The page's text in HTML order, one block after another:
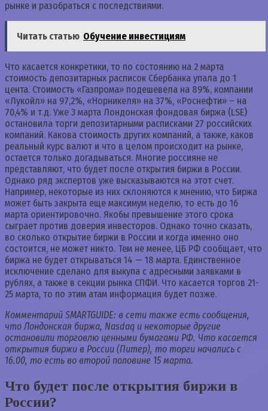
рынке и разобраться с последствиями.
Читать статью Обучение инвестициям
Что касается конкретики, то по состоянию на 2 марта
стоимость депозитарных расписок Сбербанка упала до 1
цента. Стоимость «Газпрома» подешевела на 89%, компании
«Лукойл» на 97,2%, «Норникеля» на 37%, «Роснефти» – на
70,4% и т.д. Уже 3 марта Лондонская фондовая биржа (LSE)
остановила торги депозитарными расписками 27 российских
компаний. Какова стоимость других компаний, а также, каков
реальный курс валют и что в целом происходит на рынке,
остается только догадываться. Многие россияне не
представляют, что будет после открытия биржи в России.
Однако ряд экспертов уже высказываются на этот счет.
Например, некоторые из них склоняются к мнению, что Биржа
может быть закрыта еще максимум неделю, то есть до 16
марта ориентировочно. Якобы превышение этого срока
сыграет против доверия инвесторов. Однако точно сказать,
во сколько открытие биржи в России и когда именно оно
состоится, не может никто. Тем не менее, ЦБ РФ сообщает, что
биржа не будет открываться 14 — 18 марта. Единственное
исключение сделано для выкупа с адресными заявками в
рублях, а также в секции рынка СПФИ. Что касается торгов 21-
25 марта, то по этим атам информация будет позже.
Комментарий SMARTGUIDE: в сети также есть сообщения,
что Лондонская биржа, Nasdaq и некоторые другие
остановили торговлю ценными бумагами РФ. Что касается
открытия биржи в России (Питер), то торги начались с
16.00, то есть во второй половине 15 марта.
Что будет после открытия биржи в
России?